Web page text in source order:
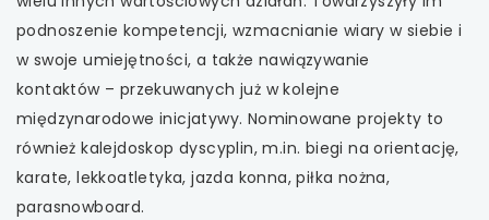
podnoszenie kompetencji, wzmacnianie wiary w siebie i
w swoje umiejętności, a także nawiązywanie
kontaktów – przekuwanych już w kolejne
międzynarodowe inicjatywy. Nominowane projekty to
również kalejdoskop dyscyplin, m.in. biegi na orientację,
karate, lekkoatletyka, jazda konna, piłka nożna,
parasnowboard.